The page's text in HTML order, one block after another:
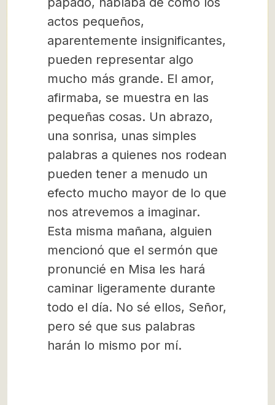
actos pequeños,
aparentemente insignificantes,
pueden representar algo
mucho más grande. El amor,
afirmaba, se muestra en las
pequeñas cosas. Un abrazo,
una sonrisa, unas simples
palabras a quienes nos rodean
pueden tener a menudo un
efecto mucho mayor de lo que
nos atrevemos a imaginar.
Esta misma mañana, alguien
mencionó que el sermón que
pronuncié en Misa les hará
caminar ligeramente durante
todo el día. No sé ellos, Señor,
pero sé que sus palabras
harán lo mismo por mí.